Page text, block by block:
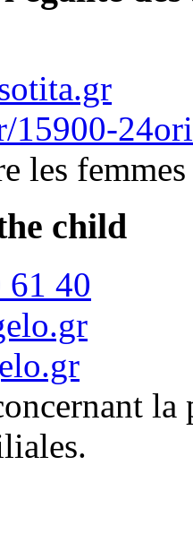
15900-
les femmes
child
61 40